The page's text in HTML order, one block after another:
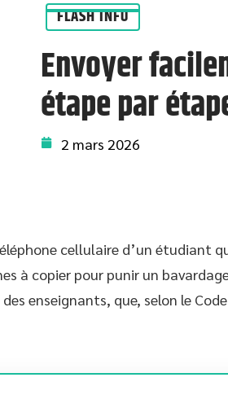
FLASH INFO
Envoyer
étape par
2 mars 2026
cellulaire d’un étudiant
à copier pour punir un
enseignants, que, selon le